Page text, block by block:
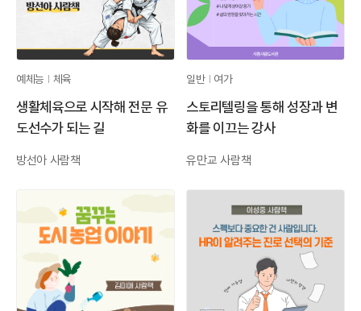
예체능 체육
생활체육으로 시작해 전문 유
도선수가 되는 길
방선아 사람책
일반 여가
스토리텔링을 통해 성장과 변
화를 이끄는 강사
유만교 사람책